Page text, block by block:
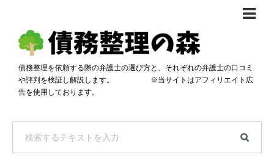
債務整理体験談
おすすめ
料金比較
自己破産・個人再生料金比較
過払い金料金比較
専門家の選び方
料金で選ぶ
債務整理を依頼する際の弁護士の選び方と、それぞれの弁護士の口コミ
や評判を検証し解説します。 ※当サイトはアフィリエイト広
告を使用しております。